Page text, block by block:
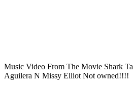
Music Video From The Movie Shark
Aguilera N Missy Elliot Not owned!!!!